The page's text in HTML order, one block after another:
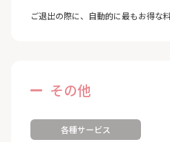
ご退出の際に、自動的に最もお得な
その他
各種サービス